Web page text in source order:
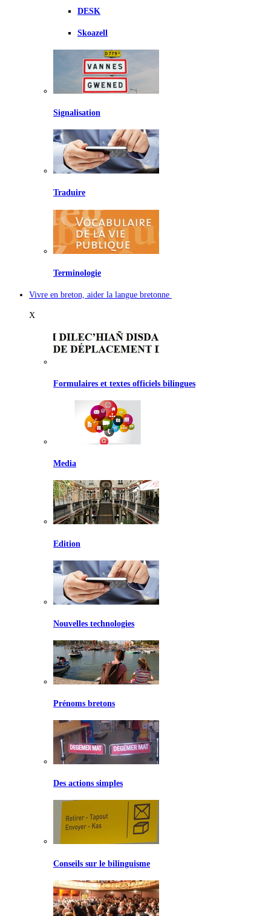
DESK
Skoazell
Signalisation
Traduire
Terminologie
Vivre en breton, aider la langue bretonne
X
Formulaires et textes officiels bilingues
Media
Edition
Nouvelles technologies
Prénoms bretons
Des actions simples
Conseils sur le bilinguisme